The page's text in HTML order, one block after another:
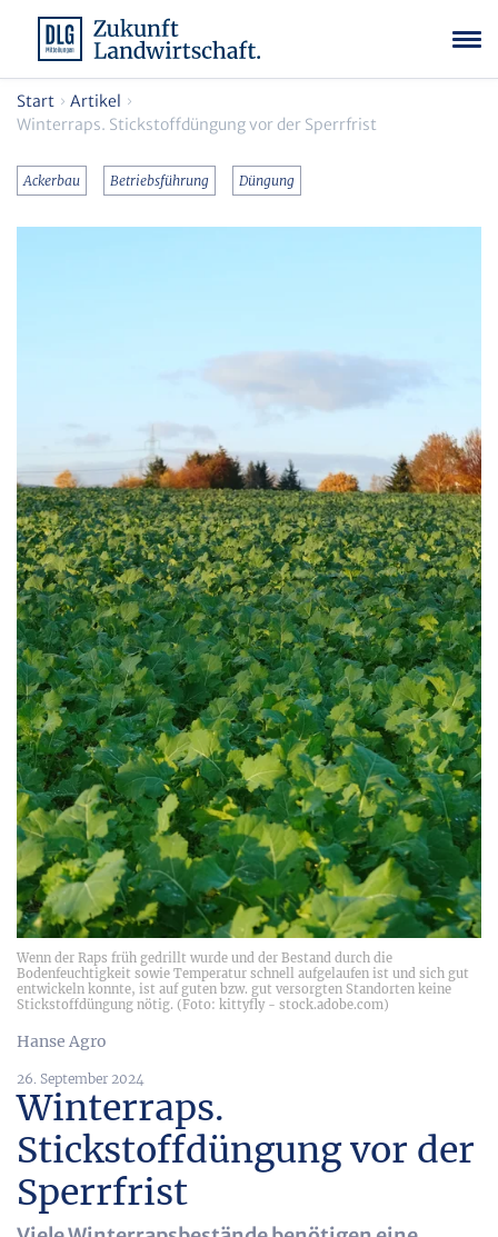
Start
Artikel
Winterraps. Stickstoffdüngung vor der Sperrfrist
Ackerbau Betriebsführung Düngung
Wenn der Raps früh gedrillt wurde und der Bestand durch die
Bodenfeuchtigkeit sowie Temperatur schnell aufgelaufen ist und sich gut
entwickeln konnte, ist auf guten bzw. gut versorgten Standorten keine
Stickstoffdüngung nötig. (Foto: kittyfly - stock.adobe.com)
Hanse Agro
26. September 2024
Winterraps.
Stickstoffdüngung vor der
Sperrfrist